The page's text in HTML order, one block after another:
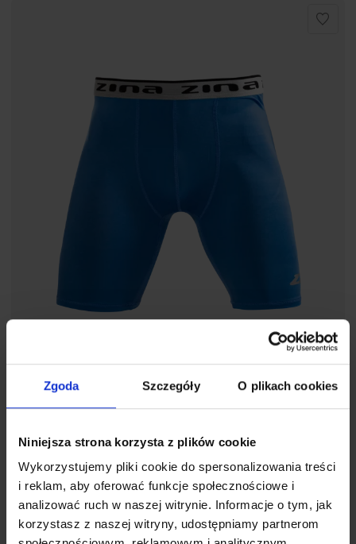
Zgoda Szczegóły O plikach cookies
Niniejsza strona korzysta z plików cookie
Wykorzystujemy pliki cookie do spersonalizowania treści
i reklam, aby oferować funkcje społecznościowe i
analizować ruch w naszej witrynie. Informacje o tym, jak
korzystasz z naszej witryny, udostępniamy partnerom
BIONIC SENIOR - Opinacze termoaktywne